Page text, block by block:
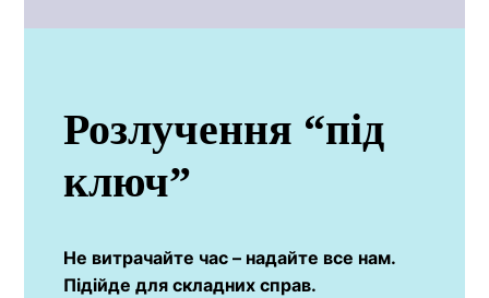
Розлучення “під
ключ”
Не витрачайте час – надайте все нам.
Підійде для складних справ.